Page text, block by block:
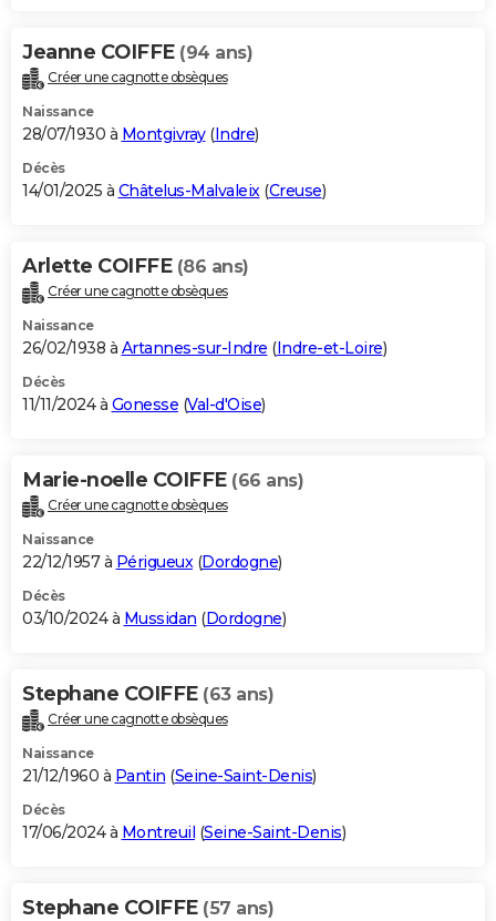
Jeanne COIFFE (94 ans)
Créer une cagnotte obsèques
Naissance
28/07/1930 à Montgivray(Indre)
Décès
14/01/2025 à Châtelus-Malvaleix(Creuse)
Arlette COIFFE (86 ans)
Créer une cagnotte obsèques
Naissance
26/02/1938 à Artannes-sur-Indre (Indre-et-Loire)
Décès
11/11/2024 à Gonesse (Val-d'Oise)
Marie-noelle COIFFE (66 ans)
Créer une cagnotte obsèques
Naissance
22/12/1957 à Périgueux(Dordogne)
Décès
03/10/2024 à Mussidan (Dordogne)
Stephane COIFFE (63 ans)
Créer une cagnotte obsèques
Naissance
21/12/1960 à Pantin (Seine-Saint-Denis)
Décès
17/06/2024 à Montreuil (Seine-Saint-Denis)
Stephane COIFFE (57 ans)